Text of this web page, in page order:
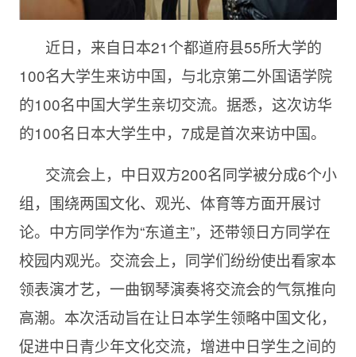
近日，来自日本21个都道府县55所大学的
100名大学生来访中国，与北京第二外国语学院
的100名中国大学生亲切交流。据悉，这次访华
的100名日本大学生中，7成是首次来访中国。
交流会上，中日双方200名同学被分成6个小
组，围绕两国文化、观光、体育等方面开展讨
论。中方同学作为“东道主”，还带领日方同学在
校园内观光。交流会上，同学们纷纷使出看家本
领表演才艺，一曲钢琴演奏将交流会的气氛推向
高潮。本次活动旨在让日本学生领略中国文化，
促进中日青少年文化交流，增进中日学生之间的